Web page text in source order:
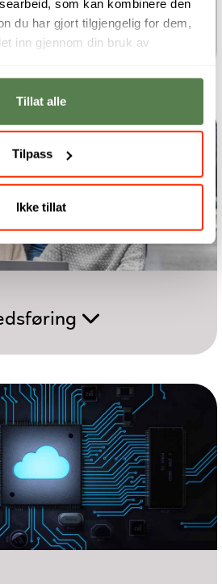
som kan kombinere den
du har gjort tilgjengelig for dem,
inn gjennom din bruk av
Tillat alle
Tilpass
Ikke tillat
– Performance